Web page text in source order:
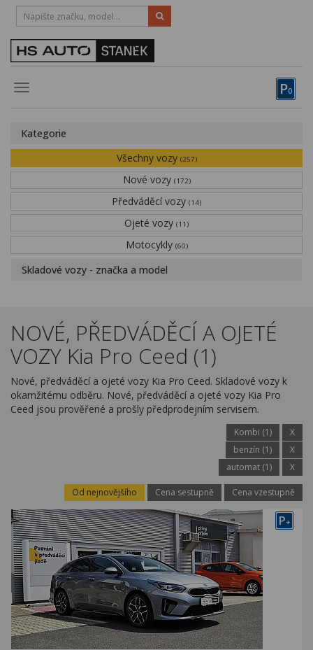
P0
Toggle
HOTLINE:
STRAKONICE-383 335 366
Obytné vozy
Financování
Novinky
Kontakty
Kategorie
Všechny vozy (257)
Nové vozy (172)
Předváděcí vozy (14)
Ojeté vozy (11)
Motocykly (60)
Skladové vozy - značka a model
NOVÉ, PŘEDVÁDĚCÍ A OJETÉ
VOZY Kia Pro Ceed (1)
Nové, předváděcí a ojeté vozy Kia Pro Ceed. Skladové vozy k
okamžitému odběru. Nové, předváděcí a ojeté vozy Kia Pro
Ceed jsou prověřené a prošly předprodejním servisem.
Kombi (1)
X
benzín (1)
X
automat (1)
X
Od nejnovějšího Cena sestupně Cena vzestupně
P+